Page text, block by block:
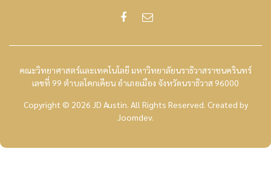
คณะวิทยาศาสตร์และเทคโนโลยี มหาวิทยาลัยนราธิวาสราชนครินทร์
เลขที่ 99 ตำบลโคกเคียน อำเภอเมือง จังหวัดนราธิวาส 96000
Copyright © 2026 JD Austin. All Rights Reserved. Created by
Joomdev.